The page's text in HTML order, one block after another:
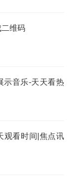
维码
示音乐-天天看热
观看时间|焦点讯